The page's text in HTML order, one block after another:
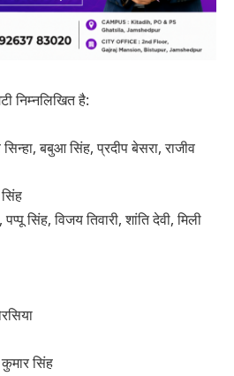
निम्नलिखित है:
बबुआ सिंह, प्रदीप बेसरा, राजीव
सिंह, विजय तिवारी, शांति देवी, मिली
सिंह